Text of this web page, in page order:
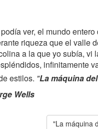
ver, el mundo
riqueza que el valle
a la que yo subía, vi
infinitamente
estilos. "La máquina
Wells
"La máquina